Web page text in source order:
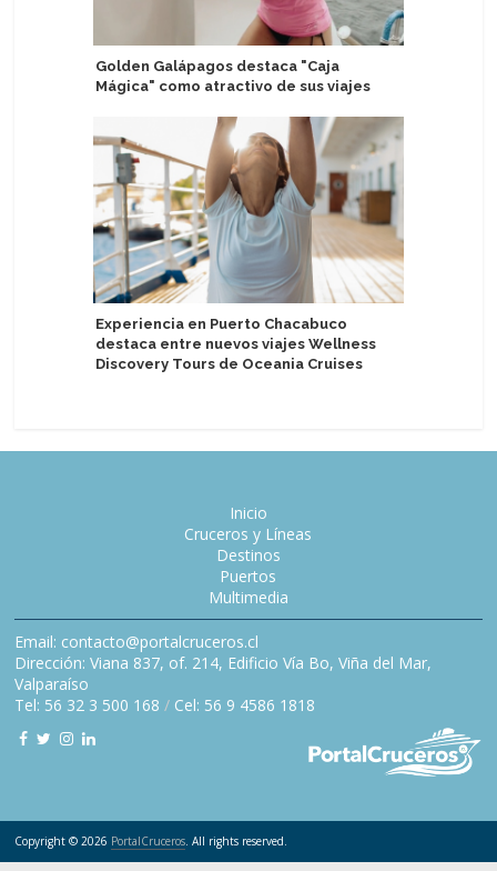
Golden Galápagos destaca "Caja
Mágica" como atractivo de sus viajes
Experiencia en Puerto Chacabuco
destaca entre nuevos viajes Wellness
Discovery Tours de Oceania Cruises
Inicio
Cruceros y Líneas
Destinos
Puertos
Multimedia
Email: contacto@portalcruceros.cl
Dirección: Viana 837, of. 214, Edificio Vía Bo, Viña del Mar,
Valparaíso
Tel: 56 32 3 500 168 / Cel: 56 9 4586 1818
Copyright © 2026 PortalCruceros. All rights reserved.